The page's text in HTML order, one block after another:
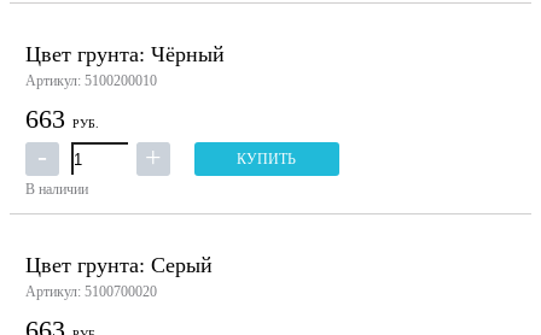
Цвет грунта: Чёрный
Артикул: 5100200010
663 РУБ.
КУПИТЬ
В наличии
Цвет грунта: Серый
Артикул: 5100700020